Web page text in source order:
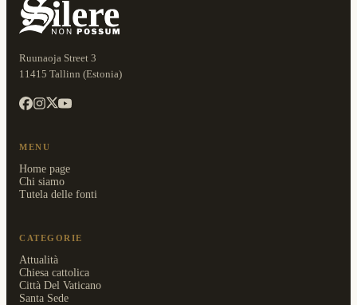
Ruunaoja Street 3
11415 Tallinn (Estonia)
MENU
Home page
Chi siamo
Tutela delle fonti
CATEGORIE
Attualità
Chiesa cattolica
Città Del Vaticano
Santa Sede